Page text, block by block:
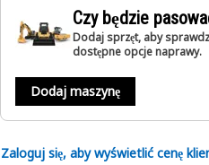
Czy będzie
Dodaj sprzęt, aby
dostępne opcje naprawy.
Dodaj maszynę
Zaloguj się, aby wyświetlić cenę